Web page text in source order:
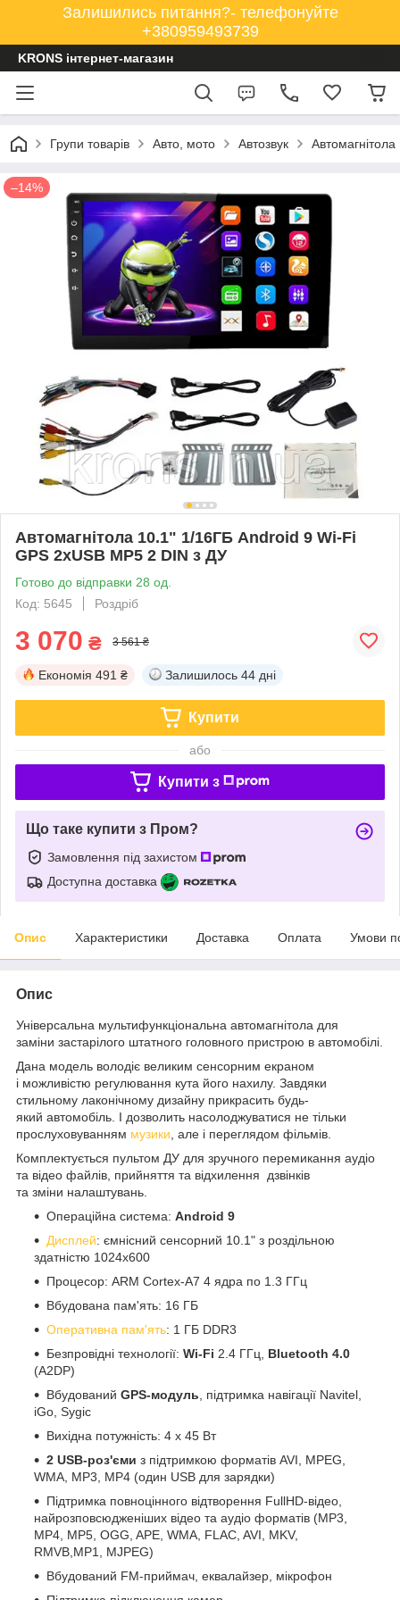
Залишились питання?- телефонуйте
+380959493739
KRONS інтернет-магазин
Групи товарів Авто, мото Автозвук
–14%
Автомагнітола 10.1" 1/16ГБ Android 9 Wi-Fi
GPS 2xUSB MP5 2 DIN з ДУ
Готово до відправки 28 од.
Код: 5645
Роздріб
3 070 ₴ 3 561 ₴
Економія 491 ₴ Залишилось 44 дні
Купити
або
Купити з
Що таке купити з Пром?
Замовлення під захистом
Доступна доставка
Опис Характеристики Доставка Оплата Умови
Опис
Універсальна мультифункціональна автомагнітола для
заміни застарілого штатного головного пристрою в автомобілі.
Дана модель володіє великим сенсорним екраном
і можливістю регулювання кута його нахилу. Завдяки
стильному лаконічному дизайну прикрасить будь-
який автомобіль. І дозволить насолоджуватися не тільки
прослуховуванням музики , але і переглядом фільмів.
Комплектується пультом ДУ для зручного перемикання аудіо
та відео файлів, прийняття та відхилення дзвінків
та зміни налаштувань.
Операційна система: Android 9
Дисплей: ємнісний сенсорний 10.1" з роздільною
здатністю 1024х600
Процесор: ARM Cortex-A7 4 ядра по 1.3 ГГц
Вбудована пам'ять: 16 ГБ
Оперативна пам'ять: 1 ГБ DDR3
Безпровідні технології: Wi-Fi 2.4 ГГц, Bluetooth 4.0
(A2DP)
Вбудований GPS-модуль , підтримка навігації Navitel,
iGo, Sygic
Вихідна потужність: 4 х 45 Вт
2 USB-роз'єми з підтримкою форматів AVI, MPEG,
WMA, MP3, MP4 (один USB для зарядки)
Підтримка повноцінного відтворення FullHD-відео,
найрозповсюдженіших відео та аудіо форматів (MP3,
MP4, MP5, OGG, APE, WMA, FLAC, AVI, MKV,
RMVB,MP1, MJPEG)
Вбудований FM-приймач, еквалайзер, мікрофон